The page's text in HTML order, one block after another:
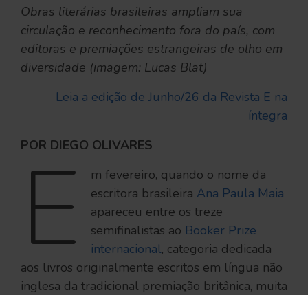
Obras literárias brasileiras ampliam sua
circulação e reconhecimento fora do país, com
editoras e premiações estrangeiras de olho em
diversidade (imagem: Lucas Blat)
Leia a edição de Junho/26 da Revista E na
íntegra
POR DIEGO OLIVARES
E
m fevereiro, quando o nome da
escritora brasileira Ana Paula Maia
apareceu entre os treze
semifinalistas ao Booker Prize
internacional, categoria dedicada
aos livros originalmente escritos em língua não
inglesa da tradicional premiação britânica, muita